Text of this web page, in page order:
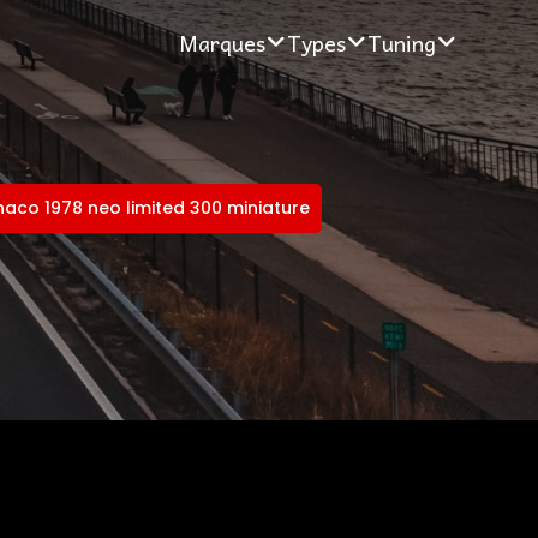
Marques Types Tuning
1978 neo limited 300 miniature